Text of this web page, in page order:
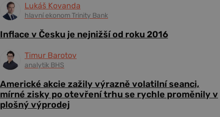
Lukáš Kovanda
hlavní ekonom Trinity Bank
Inflace v Česku je nejnižší od roku 2016
Timur Barotov
analytik BHS
Americké akcie zažily výrazně volatilní seanci,
mírné zisky po otevření trhu se rychle proměnily v
plošný výprodej